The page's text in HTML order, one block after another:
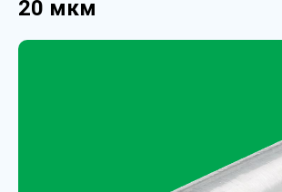
20 мкм